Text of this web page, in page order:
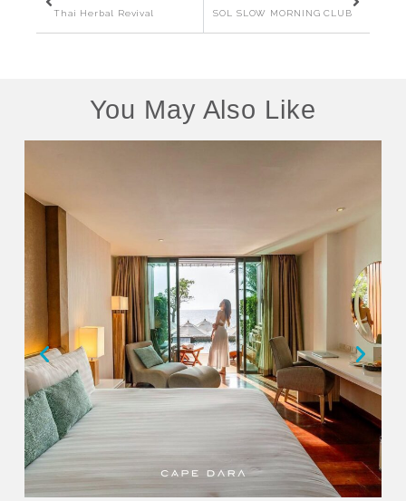
Thai Herbal Revival SOL SLOW MORNING CLUB
You May Also Like